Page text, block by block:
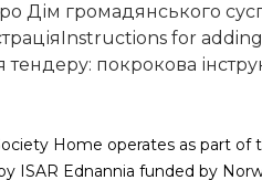
Дім громадянського
Instructions for
покрокова
Home operates as part
ISAR Ednannia funded by